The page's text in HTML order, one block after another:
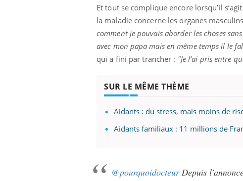
Et tout se complique encore lorsqu’il
la maladie concerne les organes
comment je pouvais aborder les choses
avec mon papa mais en même temps il le
qui a fini par trancher : "Je l’ai pris entre
SUR LE MÊME THÈME
Aidants : du stress, mais moins de
Aidants familiaux : 11 millions de
@pourquoidocteurDepuis